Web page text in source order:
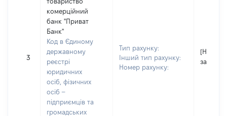
3
комерційний
банк "Приват
Банк"
Код в Єдиному
державному
реєстрі
юридичних
осіб, фізичних
осіб –
підприємців та
громадських
Тип рахунку:
Інший тип рахунку:
Номер рахунку:
[Не